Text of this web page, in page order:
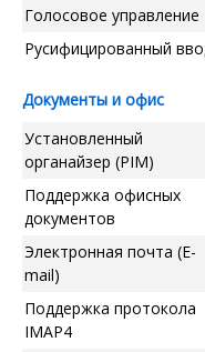
Голосовое управление
Русифицированный
Документы и офис
Установленный
органайзер (PIM)
Поддержка офисных
документов
Электронная почта (E-
mail)
Поддержка протокола
IMAP4